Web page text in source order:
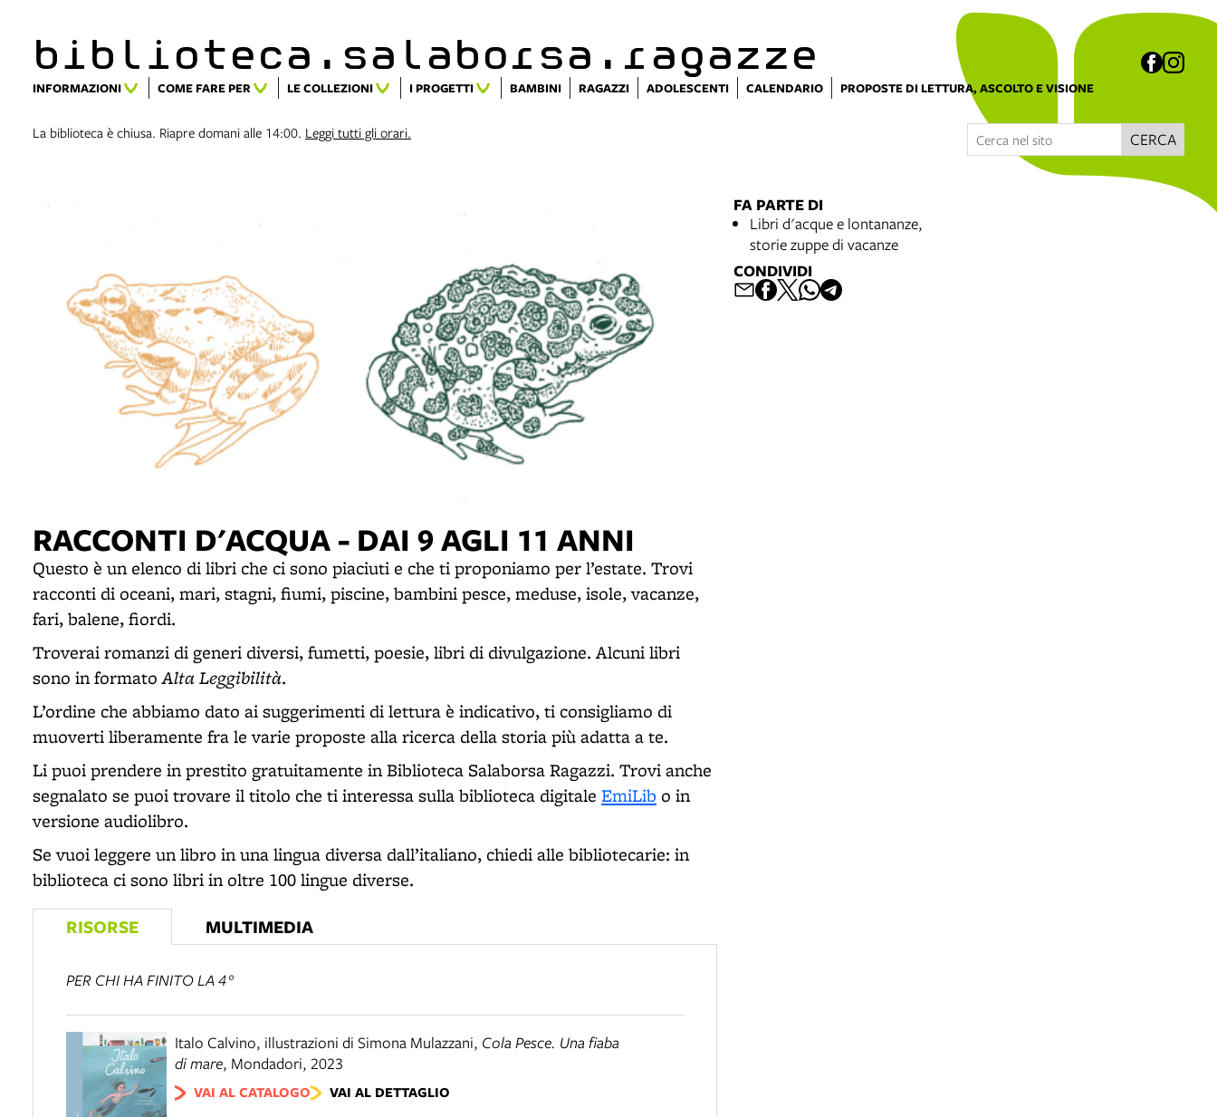
biblioteca.​salaborsa.ragazze
INFORMAZIONI COME FARE PER LE COLLEZIONI I PROGETTI BAMBINI RAGAZZI ADOLESCENTI CALENDARIO PROPOSTE DI LETTURA, ASCOLTO E VISIONE
La biblioteca è chiusa. Riapre domani alle 14:00. Leggi tutti gli orari. CERCA
RACCONTI D'ACQUA - DAI 9 AGLI 11 ANNI
Questo è un elenco di libri che ci sono piaciuti e che ti proponiamo per l’estate. Trovi
racconti di oceani, mari, stagni, fiumi, piscine, bambini pesce, meduse, isole, vacanze,
fari, balene, fiordi.
Troverai romanzi di generi diversi, fumetti, poesie, libri di divulgazione. Alcuni libri
sono in formatoAlta Leggibilità.
L’ordine che abbiamo dato ai suggerimenti di lettura è indicativo, ti consigliamo di
muoverti liberamente fra le varie proposte alla ricerca della storia più adatta a te.
Li puoi prendere in prestito gratuitamente in Biblioteca Salaborsa Ragazzi. Trovi anche
segnalato se puoi trovare il titolo che ti interessa sulla biblioteca digitale EmiLib o in
versione audiolibro.
Se vuoi leggere un libro in una lingua diversa dall’italiano, chiedi alle bibliotecarie: in
biblioteca ci sono libri in oltre 100 lingue diverse.
RISORSE MULTIMEDIA
PER CHI HA FINITO LA 4°
Italo Calvino, illustrazioni di Simona Mulazzani, Cola Pesce. Una fiaba
di mare, Mondadori, 2023
VAI AL CATALOGO VAI AL DETTAGLIO
FA PARTE DI
Libri d'acque e lontananze,
storie zuppe di vacanze
CONDIVIDI